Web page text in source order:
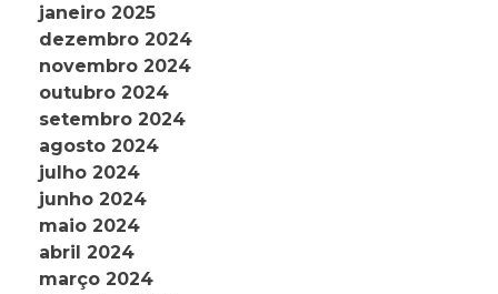
janeiro 2025
dezembro 2024
novembro 2024
outubro 2024
setembro 2024
agosto 2024
julho 2024
junho 2024
maio 2024
abril 2024
março 2024